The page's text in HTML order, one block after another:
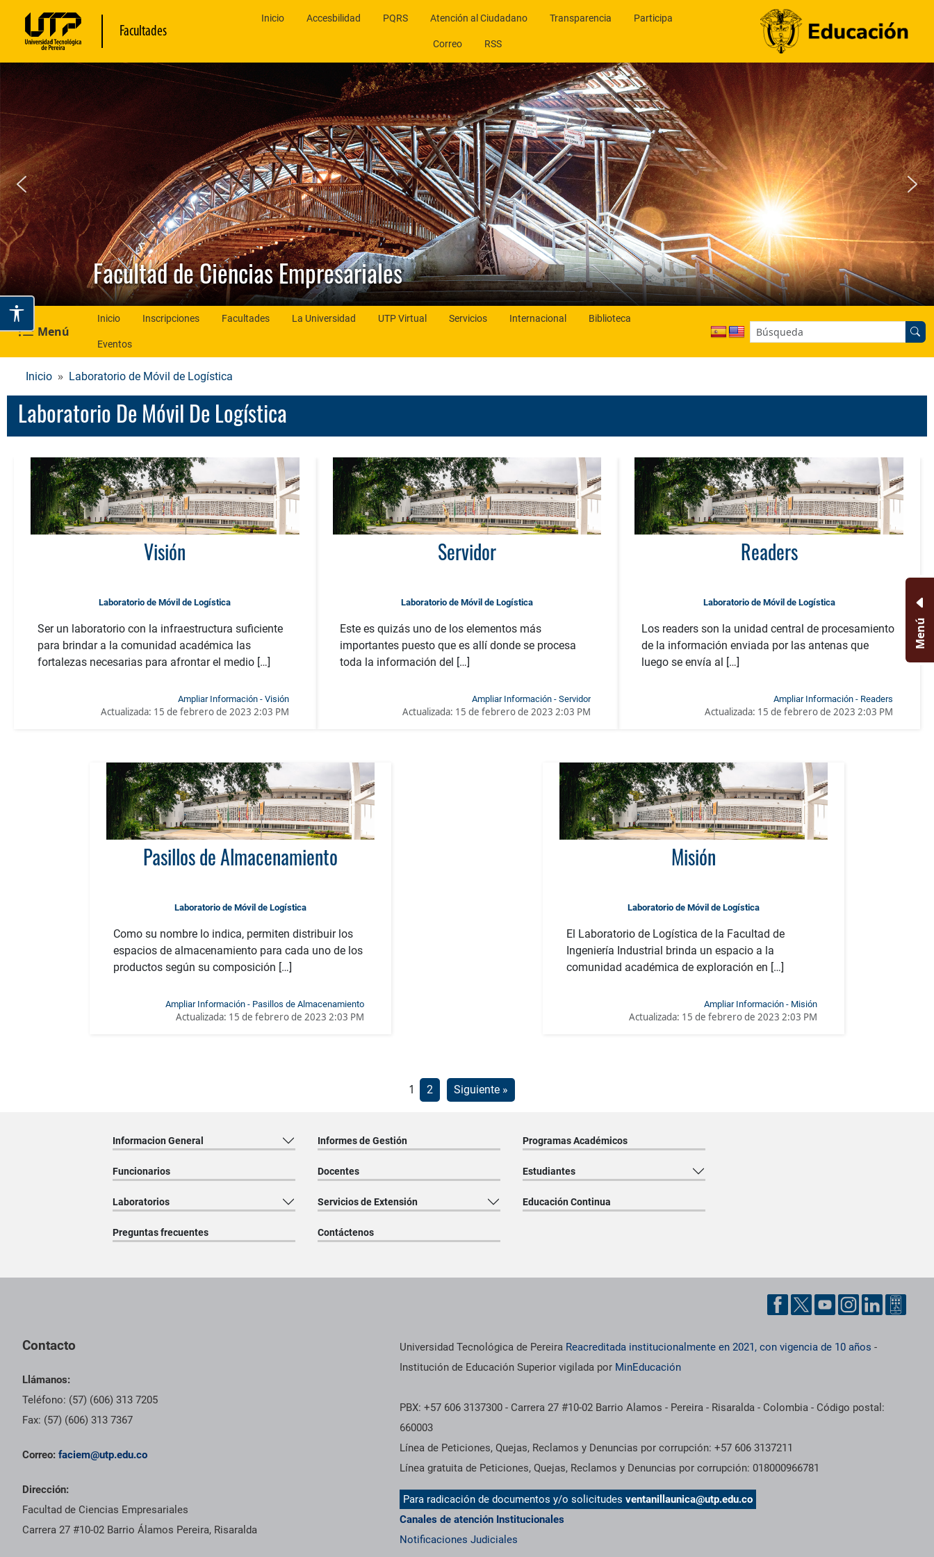
Facultades
Inicio Accesbilidad PQRS Atención al Ciudadano Transparencia Participa
Correo RSS
Facultad de Ciencias Empresariales
Menú
Inicio Inscripciones Facultades La Universidad UTP Virtual Servicios Internacional Biblioteca
Eventos
Buscar en el sitio:
Inicio Laboratorio de Móvil de Logística
Laboratorio De Móvil De Logística
Visión
Laboratorio de Móvil de Logística
Ser un laboratorio con la infraestructura suficiente
para brindar a la comunidad académica las
fortalezas necesarias para afrontar el medio […]
Ampliar Información - Visión
Actualizada: 15 de febrero de 2023 2:03 PM
Servidor
Laboratorio de Móvil de Logística
Este es quizás uno de los elementos más
importantes puesto que es allí donde se procesa
toda la información del […]
Ampliar Información - Servidor
Actualizada: 15 de febrero de 2023 2:03 PM
Readers
Laboratorio de Móvil de Logística
Los readers son la unidad central de procesamiento
de la información enviada por las antenas que
luego se envía al […]
Ampliar Información - Readers
Actualizada: 15 de febrero de 2023 2:03 PM
Pasillos de Almacenamiento
Laboratorio de Móvil de Logística
Como su nombre lo indica, permiten distribuir los
espacios de almacenamiento para cada uno de los
productos según su composición […]
Ampliar Información - Pasillos de Almacenamiento
Actualizada: 15 de febrero de 2023 2:03 PM
Misión
Laboratorio de Móvil de Logística
El Laboratorio de Logística de la Facultad de
Ingeniería Industrial brinda un espacio a la
comunidad académica de exploración en […]
Ampliar Información - Misión
Actualizada: 15 de febrero de 2023 2:03 PM
Paginación
entradas
1 2 Siguiente »
Menú
Informacion General Informes de Gestión Programas Académicos
Funcionarios Docentes Estudiantes
Laboratorios Servicios de Extensión Educación Continua
Preguntas frecuentes Contáctenos
Contacto
Llámanos:
Teléfono: (57) (606) 313 7205
Fax: (57) (606) 313 7367
Correo: faciem@utp.edu.co
Dirección:
Facultad de Ciencias Empresariales
Carrera 27 #10-02 Barrio Álamos Pereira, Risaralda
Información institucional
Universidad Tecnológica de Pereira Reacreditada institucionalmente en 2021, con vigencia de 10 años -
Institución de Educación Superior vigilada por MinEducación
PBX: +57 606 3137300 - Carrera 27 #10-02 Barrio Alamos - Pereira - Risaralda - Colombia - Código postal:
660003
Línea de Peticiones, Quejas, Reclamos y Denuncias por corrupción: +57 606 3137211
Línea gratuita de Peticiones, Quejas, Reclamos y Denuncias por corrupción: 018000966781
Para radicación de documentos y/o solicitudesventanillaunica@utp.edu.co
Canales de atención Institucionales
Notificaciones Judiciales